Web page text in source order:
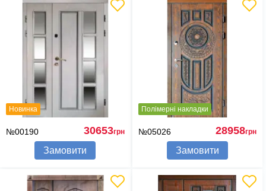
Новинка
№00190 30653грн
Замовити
Полімерні накладки
№05026 28958грн
Замовити